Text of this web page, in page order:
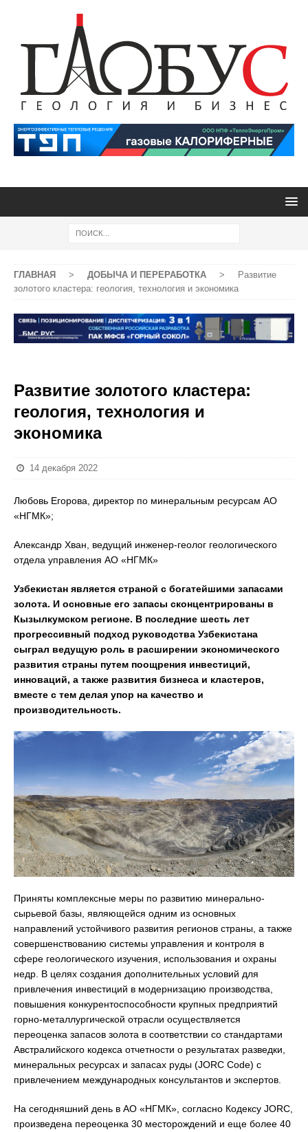
ГЛАВНАЯ > ДОБЫЧА И ПЕРЕРАБОТКА >
Развитие
золотого кластера: геология, технология и экономика
Развитие золотого кластера:
геология, технология и
экономика
14 декабря 2022
Любовь Егорова, директор по минеральным ресурсам АО
«НГМК»;
Александр Хван, ведущий инженер-геолог геологического
отдела управления АО «НГМК»
Узбекистан является страной с богатейшими запасами
золота. И основные его запасы сконцентрированы в
Кызылкумском регионе. В последние шесть лет
прогрессивный подход руководства Узбекистана
сыграл ведущую роль в расширении экономического
развития страны путем поощрения инвестиций,
инноваций, а также развития бизнеса и кластеров,
вместе с тем делая упор на качество и
производительность.
Приняты комплексные меры по развитию минерально-
сырьевой базы, являющейся одним из основных
направлений устойчивого развития регионов страны, а также
совершенствованию системы управления и контроля в
сфере геологического изучения, использования и охраны
недр. В целях создания дополнительных условий для
привлечения инвестиций в модернизацию производства,
повышения конкурентоспособности крупных предприятий
горно-металлургической отрасли осуществляется
переоценка запасов золота в соответствии со стандартами
Австралийского кодекса отчетности о результатах разведки,
минеральных ресурсах и запасах руды (JORC Code) с
привлечением международных консультантов и экспертов.
На сегодняшний день в АО «НГМК», согласно Кодексу JORC,
произведена переоценка 30 месторождений и еще более 40